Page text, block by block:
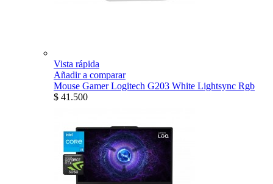
Vista rápida
Añadir a comparar
Mouse Gamer Logitech G203 White Lightsync Rgb
$ 41.500